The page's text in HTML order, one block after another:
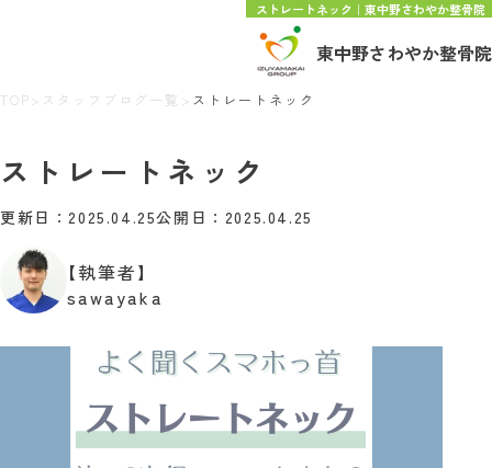
ストレートネック｜東中野さわやか整骨院
東中野さわやか整骨院
TOP> スタッフブログ一覧 > ストレートネック
ストレートネック
更新日：2025.04.25公開日：2025.04.25
【執筆者】
sawayaka